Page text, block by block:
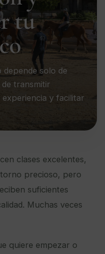
tu
solo de
transmitir
y facilitar
clases excelentes,
precioso, pero
suficientes
Muchas veces
quiere empezar o